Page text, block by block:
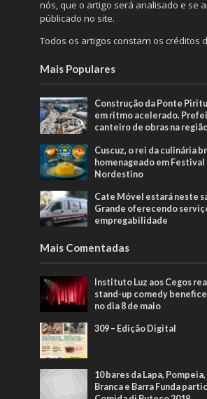
nós, que o artigo será analisado e se
públicado no site.
Todos os artigos constam os créditos
Mais Populares
Construção da Ponte
em ritmo acelerado.
canteiro de obras na
Cuscuz, o rei da culinária
homenageado em
Nordestino
Cate Móvel estará neste
Grande oferecendo
empregabilidade
Mais Comentadas
Instituto Luz aos Cegos
stand-up comedy
no dia 8 de maio
309 – Edição Digital
10 bares da Lapa,
Branca e Barra Funda